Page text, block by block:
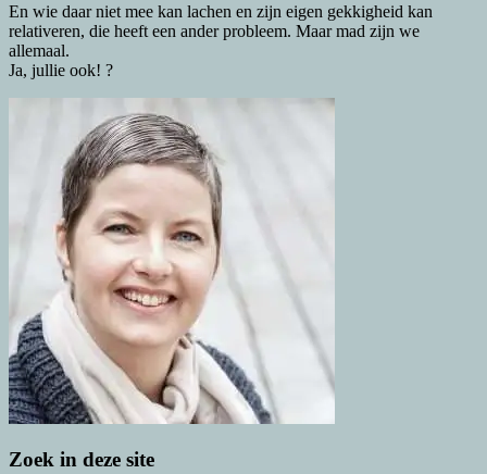
En wie daar niet mee kan lachen en zijn eigen gekkigheid kan
relativeren, die heeft een ander probleem. Maar mad zijn we
allemaal.
Ja, jullie ook! ?
Zoek in deze site